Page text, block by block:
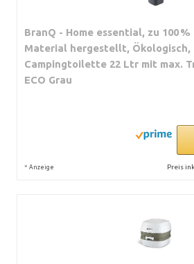
BranQ - Home essential, zu 100
Material hergestellt, Ökologisch,
Campingtoilette 22 Ltr mit max.
ECO Grau
* Anzeige Preis